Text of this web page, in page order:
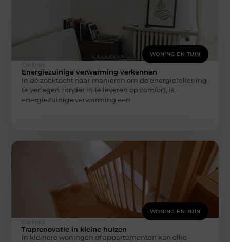
WONING EN TUIN
Carlinks
Energiezuinige verwarming verkennen
In de zoektocht naar manieren om de energierekening
te verlagen zonder in te leveren op comfort, is
energiezuinige verwarming een
WONING EN TUIN
Carlinks
Traprenovatie in kleine huizen
In kleinere woningen of appartementen kan elke